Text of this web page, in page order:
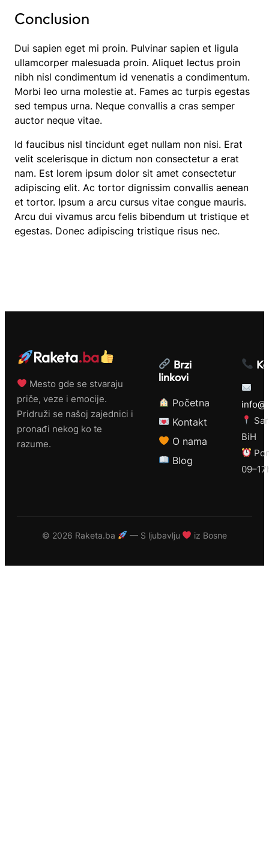
Conclusion
Dui sapien eget mi proin. Pulvinar sapien et ligula
ullamcorper malesuada proin. Aliquet lectus proin
nibh nisl condimentum id venenatis a condimentum.
Morbi leo urna molestie at. Fames ac turpis egestas
sed tempus urna. Neque convallis a cras semper
auctor neque vitae.
Id faucibus nisl tincidunt eget nullam non nisi. Erat
velit scelerisque in dictum non consectetur a erat
nam. Est lorem ipsum dolor sit amet consectetur
adipiscing elit. Ac tortor dignissim convallis aenean
et tortor. Ipsum a arcu cursus vitae congue mauris.
Arcu dui vivamus arcu felis bibendum ut tristique et
egestas. Donec adipiscing tristique risus nec.
Raketa.ba
Mesto gde se stvaraju
priče, veze i emocije.
Pridruži se našoj zajednici i
pronađi nekog ko te
razume.
Brzi
linkovi
Početna
Kontakt
O nama
Blog
BiH
© 2026 Raketa.ba — S ljubavlju iz Bosne